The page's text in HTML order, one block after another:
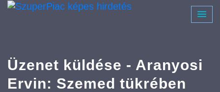
Üzenet küldése - Aranyosi
Ervin: Szemed tükrében